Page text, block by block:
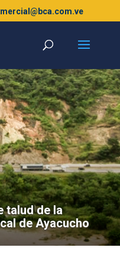
talud de la
de Ayacucho